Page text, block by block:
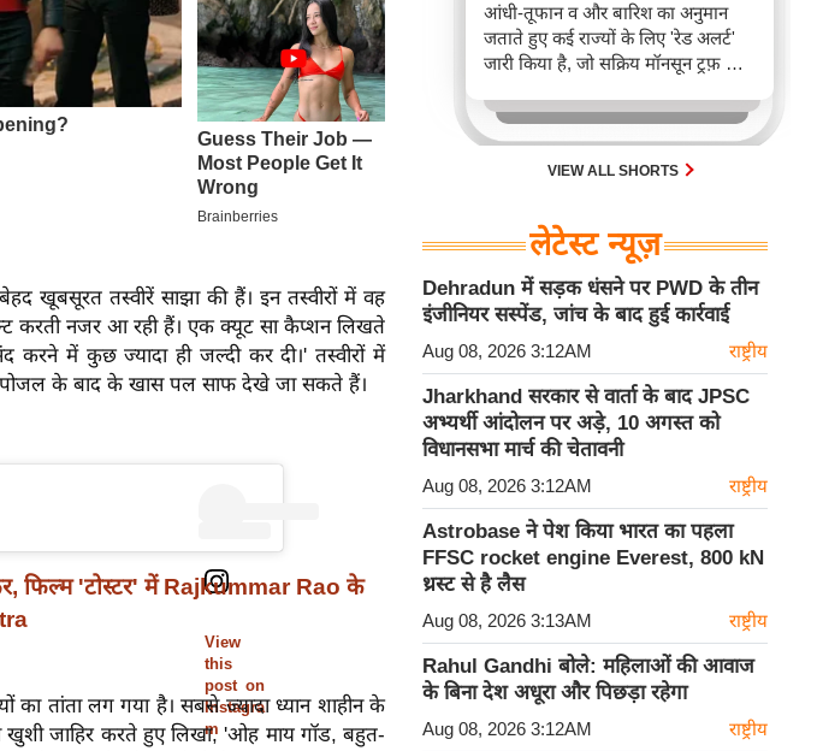
खूबसूरत तस्वीरें साझा की हैं। इन तस्वीरों में वह
करती नजर आ रही हैं। एक क्यूट सा कैप्शन लिखते
में कुछ ज्यादा ही जल्दी कर दी।' तस्वीरों में
के बाद के खास पल साफ देखे जा सकते हैं।
View
this
post on
Instagra
m
फिल्म 'टोस्टर' में Rajkummar Rao के
का तांता लग गया है। सबसे ज्यादा ध्यान शाहीन के
खुशी जाहिर करते हुए लिखा, 'ओह माय गॉड, बहुत-
आंधी-तूफान व और बारिश का अनुमान
जताते हुए कई राज्यों के लिए 'रेड अलर्ट'
जारी किया है, जो सक्रिय मॉनसून ट्रफ़ और
जिससे यातायात बाधित होने के साथ-साथ
सफदरजंग अस्पताल में भी जलभराव की
स्थिति बनी।VIEW ALL SHORTS
लेटेस्ट न्यूज़
Dehradun में सड़क धंसने पर PWD के तीन
इंजीनियर सस्पेंड, जांच के बाद हुई कार्रवाई
Aug 08, 2026 3:12AM राष्ट्रीय
Jharkhand सरकार से वार्ता के बाद JPSC
अभ्यर्थी आंदोलन पर अड़े, 10 अगस्त को
विधानसभा मार्च की चेतावनी
Aug 08, 2026 3:12AM राष्ट्रीय
Astrobase ने पेश किया भारत का पहला
FFSC rocket engine Everest, 800 kN
थ्रस्ट से है लैस
Aug 08, 2026 3:13AM राष्ट्रीय
Rahul Gandhi बोले: महिलाओं की आवाज
के बिना देश अधूरा और पिछड़ा रहेगा
Aug 08, 2026 3:12AM राष्ट्रीय